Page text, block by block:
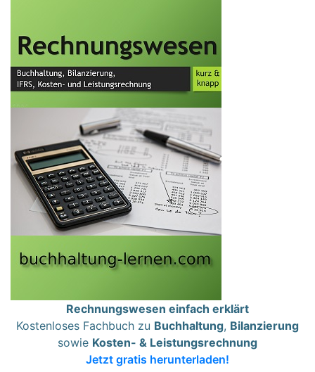
Rechnungswesen einfach erklärt
Kostenloses Fachbuch zu Buchhaltung, Bilanzierung
sowie Kosten- & Leistungsrechnung
Jetzt gratis herunterladen!